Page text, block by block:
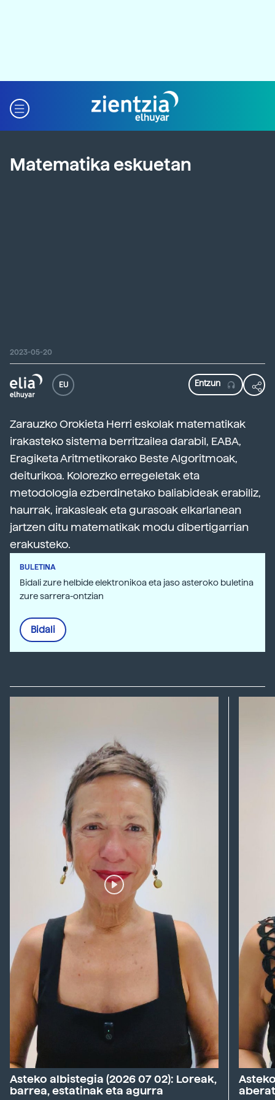
Matematika eskuetan
2023-05-20
EU
Zarauzko Orokieta Herri eskolak matematikak
irakasteko sistema berritzailea darabil, EABA,
Eragiketa Aritmetikorako Beste Algoritmoak,
deiturikoa. Kolorezko erregeletak eta
metodologia ezberdinetako baliabideak erabiliz,
haurrak, irakasleak eta gurasoak elkarlanean
jartzen ditu matematikak modu dibertigarrian
erakusteko.
BULETINA
Bidali zure helbide elektronikoa eta jaso asteroko buletina
zure sarrera-ontzian
Bidali
Asteko albistegia (2026 07 02): Loreak,
barrea, estatinak eta agurra